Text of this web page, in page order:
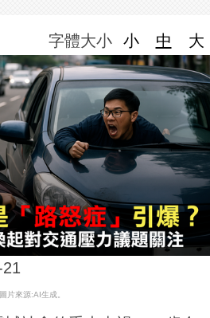
字體大小 小 中 大
圖片來源:AI生成。